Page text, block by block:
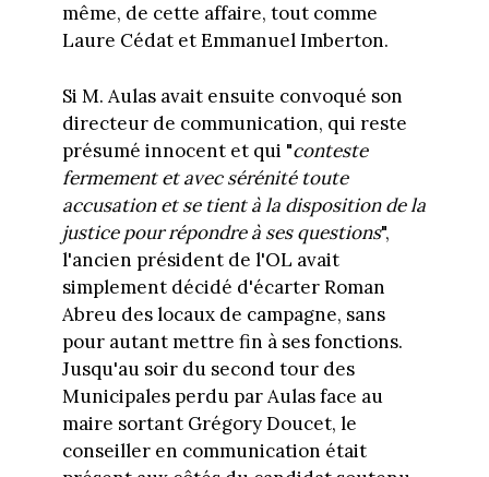
même, de cette affaire, tout comme
Laure Cédat et Emmanuel Imberton.
Si M. Aulas avait ensuite convoqué son
directeur de communication, qui reste
présumé innocent et qui "conteste
fermement et avec sérénité toute
accusation et se tient à la disposition de la
justice pour répondre à ses questions",
l'ancien président de l'OL avait
simplement décidé d'écarter Roman
Abreu des locaux de campagne, sans
pour autant mettre fin à ses fonctions.
Jusqu'au soir du second tour des
Municipales perdu par Aulas face au
maire sortant Grégory Doucet, le
conseiller en communication était